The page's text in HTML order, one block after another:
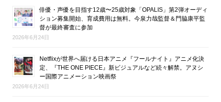
俳優・声優を目指す12歳〜25歳対象「OPALIS」第2弾オーディ
ション募集開始、育成費用は無料。今泉力哉監督＆門脇康平監
督が最終審査に参加
2026年6月24日
Netflixが世界へ届ける日本アニメ『フールナイト』アニメ化決
定、『THE ONE PIECE』新ビジュアルなど続々解禁。アヌシ
ー国際アニメーション映画祭
2026年6月24日